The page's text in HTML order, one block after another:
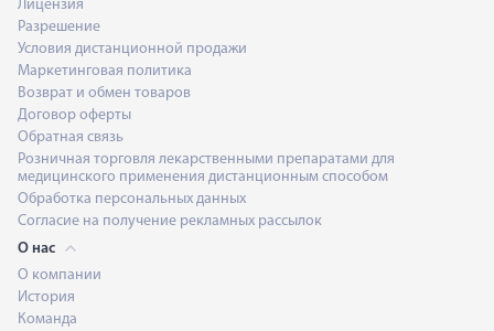
Лицензия
Разрешение
Условия дистанционной продажи
Маркетинговая политика
Возврат и обмен товаров
Договор оферты
Обратная связь
Розничная торговля лекарственными препаратами для
медицинского применения дистанционным способом
Обработка персональных данных
Согласие на получение рекламных рассылок
О нас
О компании
История
Команда